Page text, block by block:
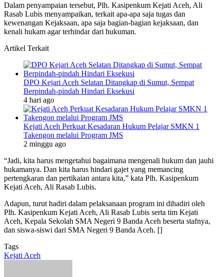
Dalam penyampaian tersebut, Plh. Kasipenkum Kejati Aceh, Ali
Rasab Lubis menyampaikan, terkait apa-apa saja tugas dan
kewenangan Kejaksaan, apa saja bagian-bagian kejaksaan, dan
kenali hukam agar terhindar dari hukuman.
Artikel Terkait
DPO Kejari Aceh Selatan Ditangkap di Sumut, Sempat
Berpindah-pindah Hindari Eksekusi
4 hari ago
Kejati Aceh Perkuat Kesadaran Hukum Pelajar SMKN 1
Takengon melalui Program JMS
2 minggu ago
“Jadi, kita harus mengetahui bagaimana mengenali hukum dan jauhi
hukamanya. Dan kita harus hindari gajet yang memancing
pertengkaran dan pertikaian antara kita,” kata Plh. Kasipenkum
Kejati Aceh, Ali Rasab Lubis.
Adapun, turut hadiri dalam pelaksanaan program ini dihadiri oleh
Plh. Kasipenkum Kejati Aceh, Ali Rasab Lubis serta tim Kejati
Aceh, Kepala Sekolah SMA Negeri 9 Banda Aceh beserta stafnya,
dan siswa-siswi dari SMA Negeri 9 Banda Aceh. []
Tags
Kejati Aceh